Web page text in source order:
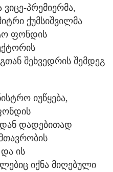
პრემიერმა,
ქუმსიშვილმა
ფონდის
შეხვედრის შემდეგ
იუწყება,
დადებითად
ის
იქნა მიღებული